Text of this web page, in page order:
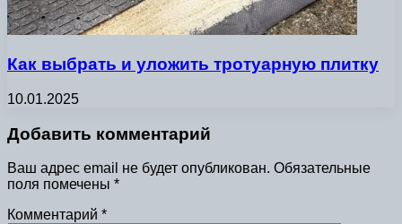
Как выбрать и уложить тротуарную плитку
10.01.2025
Добавить комментарий
Ваш адрес email не будет опубликован. Обязательные
поля помечены *
Комментарий *